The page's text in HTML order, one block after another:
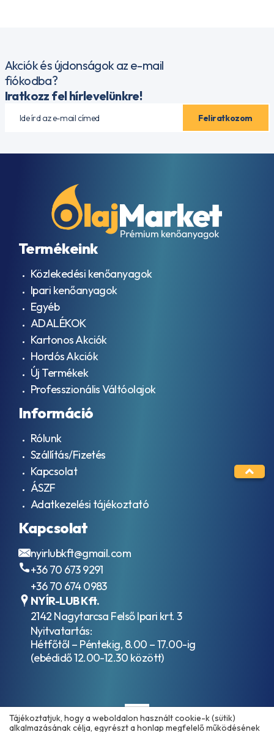
Akciók és újdonságok az e-mail
fiókodba?
Iratkozz fel hírlevelünkre!
Termékeink
Közlekedési kenőanyagok
Ipari kenőanyagok
Egyéb
ADALÉKOK
Kartonos Akciók
Hordós Akciók
Új Termékek
Professzionális Váltóolajok
Információ
Rólunk
Szállítás/Fizetés
Kapcsolat
ÁSZF
Adatkezelési tájékoztató
Kapcsolat
nyirlubkft@gmail.com
+36 70 673 9291
+36 70 674 0983
NYÍR-LUB Kft.
2142 Nagytarcsa Felső Ipari krt. 3
Nyitvatartás:
Hétfőtől – Péntekig, 8.00 – 17.00-ig
(ebédidő 12.00-12.30 között)
Tájékoztatjuk, hogy a weboldalon használt cookie-k (sütik)
alkalmazásának célja, egyrészt a honlap megfelelő működésének